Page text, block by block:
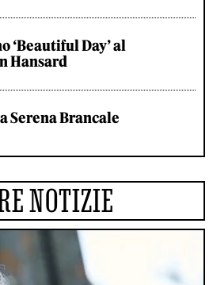
‘Beautiful Day’ al
Hansard
Serena Brancale
NOTIZIE